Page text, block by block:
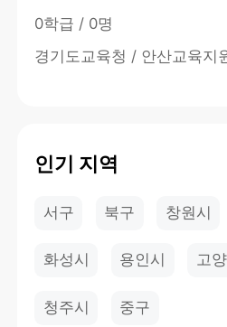
0학급 / 0명
경기도교육청 / 안산교육지
인기 지역
서구 북구 창원시
화성시 용인시 고
청주시 중구